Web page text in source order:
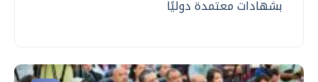
بشهادات معتمدة دوليًا